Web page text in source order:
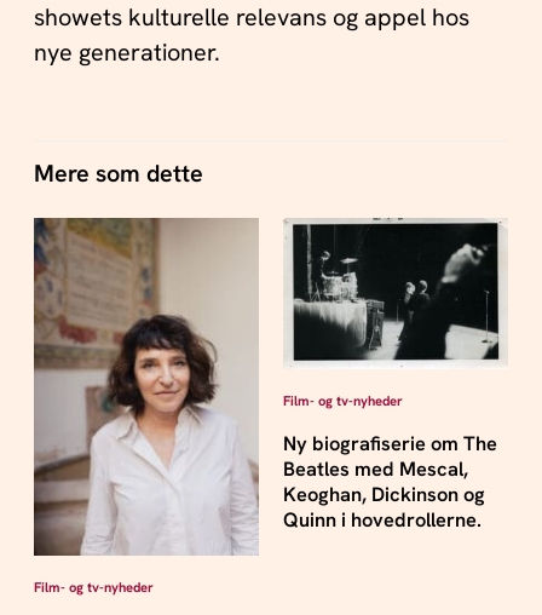
showets kulturelle relevans og appel hos
nye generationer.
Mere som dette
Film- og tv-nyheder
Film- og tv-nyheder
Ny biografiserie om The
Beatles med Mescal,
Keoghan, Dickinson og
Quinn i hovedrollerne.